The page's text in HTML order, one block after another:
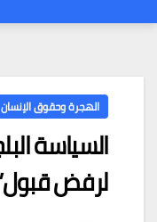
الهجرة وحقوق الإنسان
السياسة
لرفض